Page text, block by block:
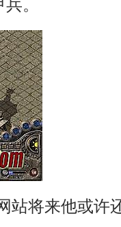
。
将来他或许